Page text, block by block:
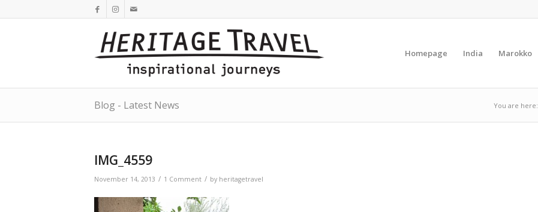
Homepage India Marokko
Blog - Latest News You are here:
IMG_4559
November 14, 2013 / 1 Comment / by heritagetravel